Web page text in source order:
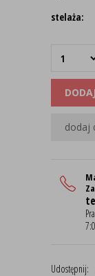
stelaża:
dodaj
Udostępnij: